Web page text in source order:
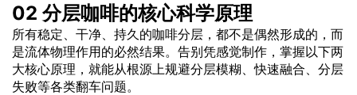
02 分层咖啡的核心科学原理
所有稳定、干净、持久的咖啡分层，都不是偶然形成的，而
是流体物理作用的必然结果。告别凭感觉制作，掌握以下两
大核心原理，就能从根源上规避分层模糊、快速融合、分层
失败等各类翻车问题。